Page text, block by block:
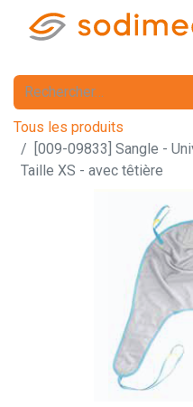
Tous les produits
[009-09833] Sangle -
Taille XS - avec têtière